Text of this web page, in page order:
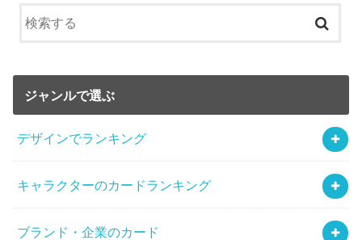
ジャンルで選ぶ
デザインでランキング
キャラクターのカードランキング
ブランド・企業のカード